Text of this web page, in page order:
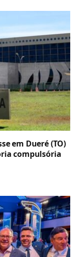
em Dueré (TO)
compulsória